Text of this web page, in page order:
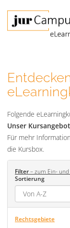
Folgende
Unser
Für mehr
die Kursbox.
Filter– zum Ein-
Sortierung
Rechtsgebiete